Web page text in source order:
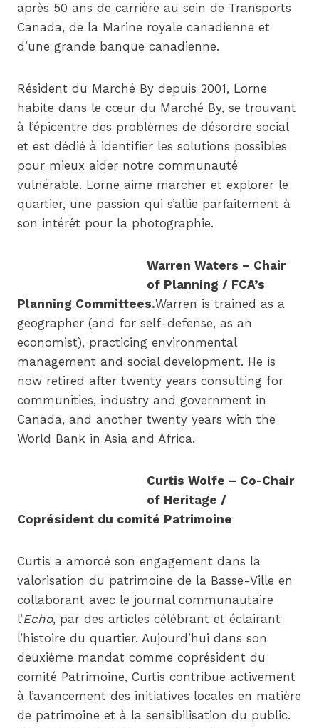
après 50 ans de carrière au sein de Transports
Canada, de la Marine royale canadienne et
d’une grande banque canadienne.
Résident du Marché By depuis 2001, Lorne
habite dans le cœur du Marché By, se trouvant
à l’épicentre des problèmes de désordre social
et est dédié à identifier les solutions possibles
pour mieux aider notre communauté
vulnérable. Lorne aime marcher et explorer le
quartier, une passion qui s’allie parfaitement à
son intérêt pour la photographie.
Warren Waters – Chair
of Planning / FCA’s
Planning Committees.Warren is trained as a
geographer (and for self-defense, as an
economist), practicing environmental
management and social development. He is
now retired after twenty years consulting for
communities, industry and government in
Canada, and another twenty years with the
World Bank in Asia and Africa.
Curtis Wolfe – Co-Chair
of Heritage /
Coprésident du comité Patrimoine
Curtis a amorcé son engagement dans la
valorisation du patrimoine de la Basse-Ville en
collaborant avec le journal communautaire
l’Echo, par des articles célébrant et éclairant
l’histoire du quartier. Aujourd’hui dans son
deuxième mandat comme coprésident du
comité Patrimoine, Curtis contribue activement
à l’avancement des initiatives locales en matière
de patrimoine et à la sensibilisation du public.